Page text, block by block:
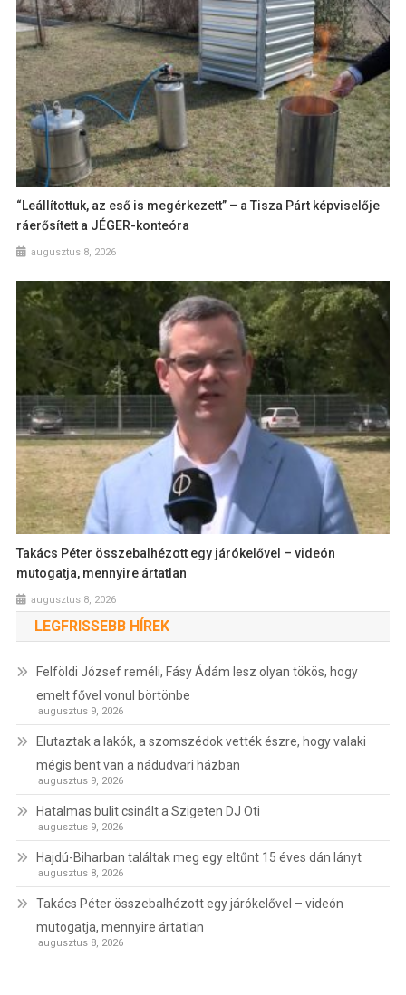
“Leállítottuk, az eső is megérkezett” – a Tisza Párt képviselője
ráerősített a JÉGER-konteóra
augusztus 8, 2026
Takács Péter összebalhézott egy járókelővel – videón
mutogatja, mennyire ártatlan
augusztus 8, 2026
LEGFRISSEBB HÍREK
Felföldi József reméli, Fásy Ádám lesz olyan tökös, hogy
emelt fővel vonul börtönbe
augusztus 9, 2026
Elutaztak a lakók, a szomszédok vették észre, hogy valaki
mégis bent van a nádudvari házban
augusztus 9, 2026
Hatalmas bulit csinált a Szigeten DJ Oti
augusztus 9, 2026
Hajdú-Biharban találtak meg egy eltűnt 15 éves dán lányt
augusztus 8, 2026
Takács Péter összebalhézott egy járókelővel – videón
mutogatja, mennyire ártatlan
augusztus 8, 2026